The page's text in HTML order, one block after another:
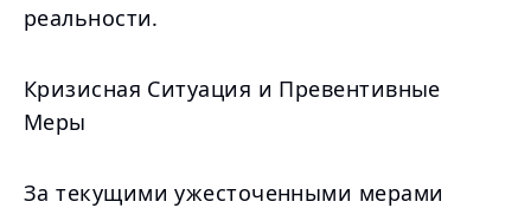
реальности.
Кризисная Ситуация и Превентивные
Меры
За текущими ужесточенными мерами